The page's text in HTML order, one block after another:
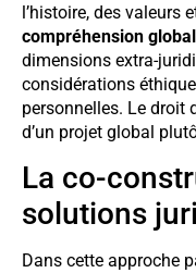
l’histoire, des valeurs
compréhension
dimensions extra-
considérations
personnelles. Le droit
d’un projet global
La co-
solutions
Dans cette approche